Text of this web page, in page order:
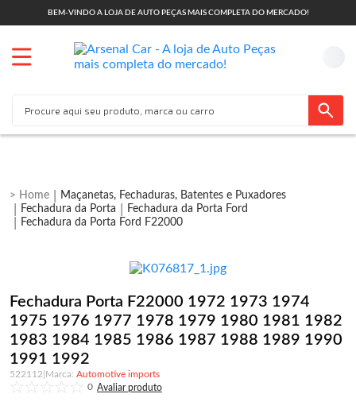
BEM-VINDO A LOJA DE AUTO PEÇAS MAIS COMPLETA DO MERCADO!
Maçanetas, Fechaduras, Batentes e Puxadores
Fechadura da Porta
Fechadura da Porta Ford
Fechadura da Porta Ford F22000
Fechadura Porta F22000 1972 1973 1974
1975 1976 1977 1978 1979 1980 1981 1982
1983 1984 1985 1986 1987 1988 1989 1990
1991 1992
522112
Automotive imports
0